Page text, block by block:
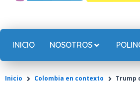
INICIO NOSOTROS
Inicio Colombia en contexto Trump